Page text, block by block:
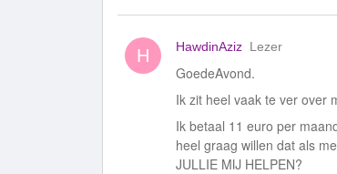
H HawdinAziz Lezer
GoedeAvond.
Ik zit heel vaak te ver over
Ik betaal 11 euro per
heel graag willen dat als
JULLIE MIJ HELPEN?